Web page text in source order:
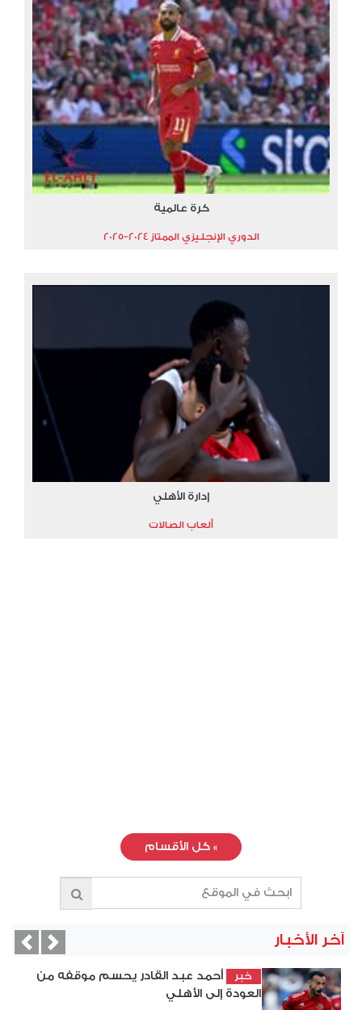
كرة عالمية
الدوري الإنجليزي الممتاز 2024-2025
إدارة الأهلي
ألعاب الصالات
» كل الأقسام
آخر الأخبار
خبر
أحمد عبد القادر يحسم موقفه من
العودة إلى الأهلي
Next